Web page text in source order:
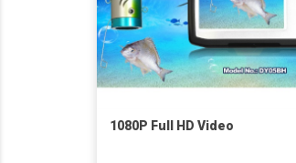
1080P Full HD Video